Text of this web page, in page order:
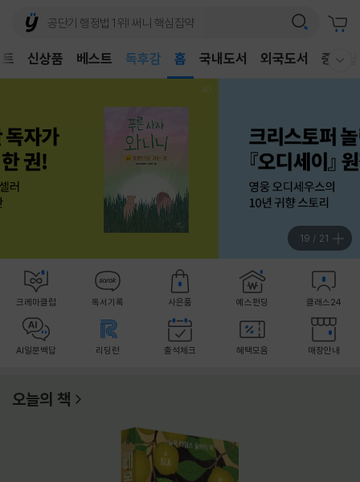
신상품 베스트
어린이
독후감 홈 국내도서 외국도서 중고샵
20 / 21
크레마클럽 독서기록 사은품 예스펀딩 클래스24
AI일문백답 리딩런 출석체크 혜택모음 매장안내
오늘의 책